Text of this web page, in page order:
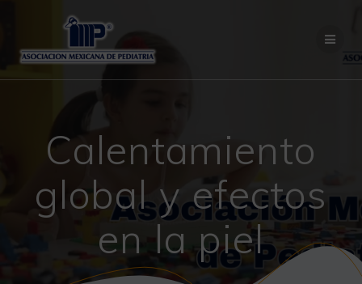
Calentamiento
global y efectos
en la piel